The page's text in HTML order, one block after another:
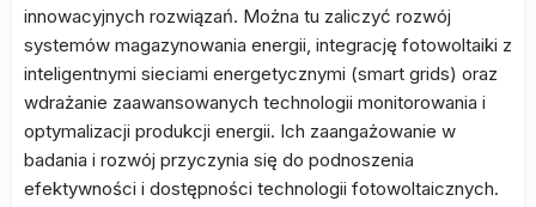
innowacyjnych rozwiązań. Można tu zaliczyć rozwój
systemów magazynowania energii, integrację fotowoltaiki z
inteligentnymi sieciami energetycznymi (smart grids) oraz
wdrażanie zaawansowanych technologii monitorowania i
optymalizacji produkcji energii. Ich zaangażowanie w
badania i rozwój przyczynia się do podnoszenia
efektywności i dostępności technologii fotowoltaicznych.